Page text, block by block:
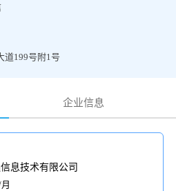
道199号附1号
企业信息
息技术有限公司